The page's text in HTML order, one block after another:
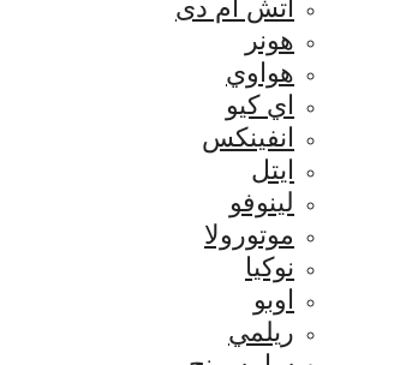
اتش ام دى
هونر
هواوي
اي كيو
انفينكس
ايتل
لينوفو
موتورولا
نوكيا
اوبو
ريلمي